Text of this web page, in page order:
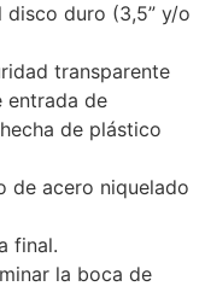
disco duro (3,5” y/o
transparente
entrada de
de plástico
de acero niquelado
final.
la boca de